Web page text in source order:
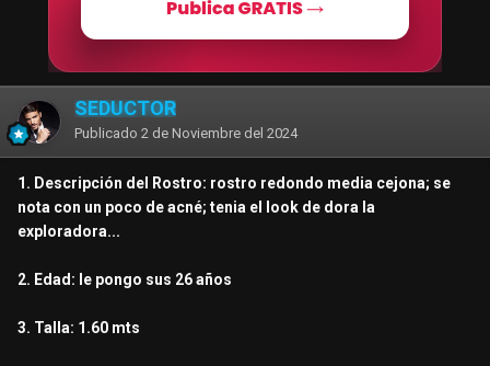
SEDUCTOR
Publicado 2 de Noviembre del 2024
1. Descripción del Rostro: rostro redondo media cejona; se
nota con un poco de acné; tenia el look de dora la
exploradora...
2. Edad: le pongo sus 26 años
3. Talla: 1.60 mts